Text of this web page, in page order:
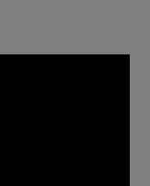
/ Sofort)